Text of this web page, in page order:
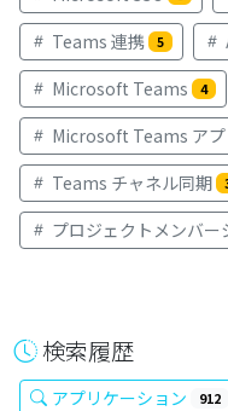
Teams 連携 5
Microsoft Teams 4
Microsoft Teams アプ
Teams チャネル同期
プロジェクトメンバー
検索履歴
アプリケーション 912